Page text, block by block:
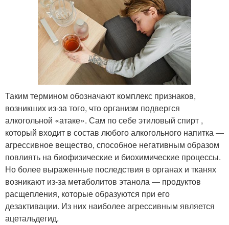
Таким термином обозначают комплекс признаков,
возникших из-за того, что организм подвергся
алкогольной «атаке». Сам по себе этиловый спирт ,
который входит в состав любого алкогольного напитка —
агрессивное вещество, способное негативным образом
повлиять на биофизические и биохимические процессы.
Но более выраженные последствия в органах и тканях
возникают из-за метаболитов этанола — продуктов
расщепления, которые образуются при его
дезактивации. Из них наиболее агрессивным является
ацетальдегид.